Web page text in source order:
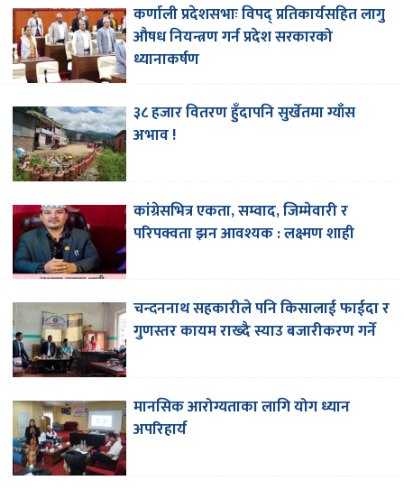
कर्णाली प्रदेशसभाः विपद् प्रतिकार्यसहित लागु
औषध नियन्त्रण गर्न प्रदेश सरकारको
ध्यानाकर्षण
३८ हजार वितरण हुँदापनि सुर्खेतमा ग्याँस
अभाव !
कांग्रेसभित्र एकता, सम्वाद, जिम्मेवारी र
परिपक्वता झन आवश्यक : लक्ष्मण शाही
चन्दननाथ सहकारीले पनि किसालाई फाईदा र
गुणस्तर कायम राख्दै स्याउ बजारीकरण गर्ने
मानसिक आरोग्यताका लागि योग ध्यान
अपरिहार्य